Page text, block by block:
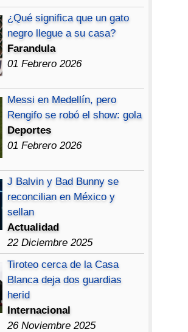
¿Qué significa que un gato
negro llegue a su casa?
Farandula
01 Febrero 2026
Messi en Medellín, pero
Rengifo se robó el show: gola
Deportes
01 Febrero 2026
J Balvin y Bad Bunny se
reconcilian en México y
sellan
Actualidad
22 Diciembre 2025
Tiroteo cerca de la Casa
Blanca deja dos guardias
herid
Internacional
26 Noviembre 2025